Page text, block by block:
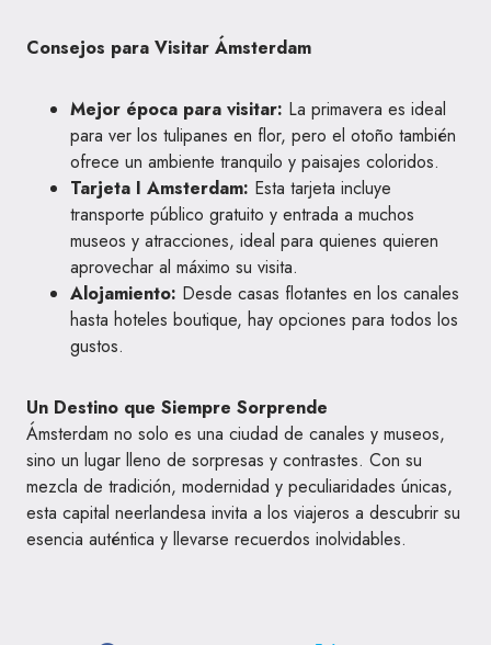
Consejos para Visitar Ámsterdam
Mejor época para visitar: La primavera es ideal
para ver los tulipanes en flor, pero el otoño también
ofrece un ambiente tranquilo y paisajes coloridos.
Tarjeta I Amsterdam: Esta tarjeta incluye
transporte público gratuito y entrada a muchos
museos y atracciones, ideal para quienes quieren
aprovechar al máximo su visita.
Alojamiento: Desde casas flotantes en los canales
hasta hoteles boutique, hay opciones para todos los
gustos.
Un Destino que Siempre Sorprende
Ámsterdam no solo es una ciudad de canales y museos,
sino un lugar lleno de sorpresas y contrastes. Con su
mezcla de tradición, modernidad y peculiaridades únicas,
esta capital neerlandesa invita a los viajeros a descubrir su
esencia auténtica y llevarse recuerdos inolvidables.